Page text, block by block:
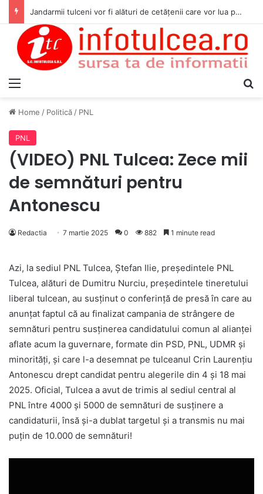
Jandarmii tulceni vor fi alături de cetățenii care vor lua parte la Festivalul Folk Țestos
Home / Politică / PNL
PNL
(VIDEO) PNL Tulcea: Zece mii
de semnături pentru
Antonescu
Redactia 7 martie 2025 0 882 1 minute read
Azi, la sediul PNL Tulcea, Ștefan Ilie, președintele PNL
Tulcea, alături de Dumitru Nurciu, președintele tineretului
liberal tulcean, au susținut o conferință de presă în care au
anunțat faptul că au finalizat campania de strângere de
semnături pentru susținerea candidatului comun al alianței
aflate acum la guvernare, formate din PSD, PNL, UDMR și
minorități, și care l-a desemnat pe tulceanul Crin Laurențiu
Antonescu drept candidat pentru alegerile din 4 și 18 mai
2025. Oficial, Tulcea a avut de trimis al sediul central al
PNL între 4000 și 5000 de semnături de susținere a
candidaturii, însă și-a dublat targetul și a transmis nu mai
puțin de 10.000 de semnături!